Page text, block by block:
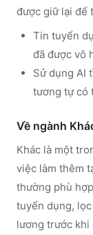
được giữ lại để
Tin tuyển
đã được vô
Sử dụng AI
tương tự có
Về ngành
Khác là một
việc làm thêm
thường phù
tuyển dụng,
lương trước khi